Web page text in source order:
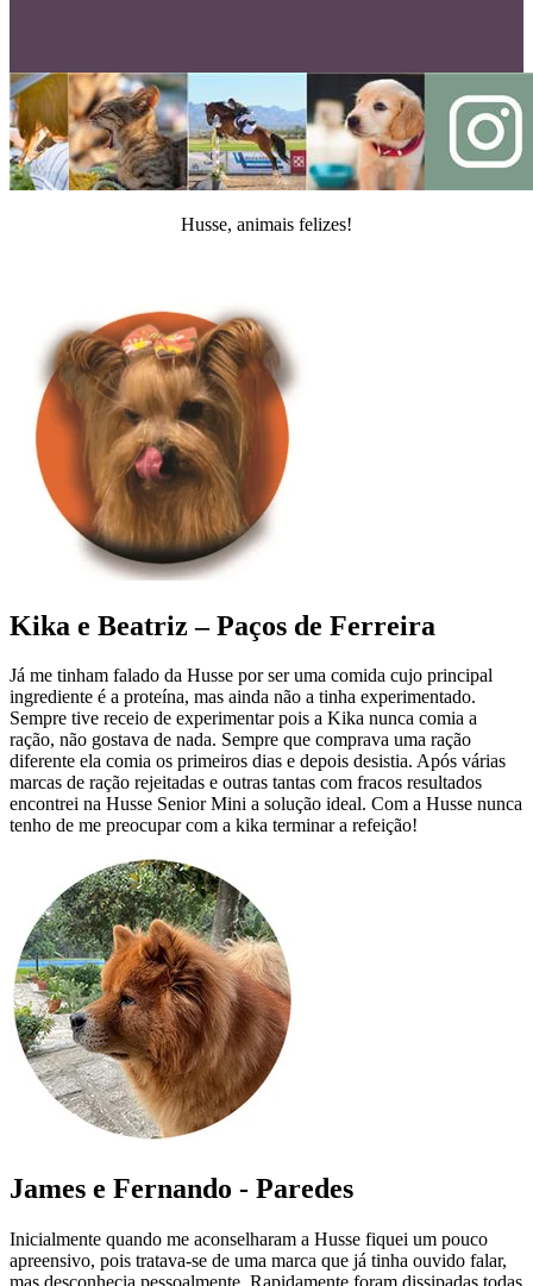
Husse, animais felizes!
Kika e Beatriz – Paços de Ferreira
Já me tinham falado da Husse por ser uma comida cujo principal
ingrediente é a proteína, mas ainda não a tinha experimentado.
Sempre tive receio de experimentar pois a Kika nunca comia a
ração, não gostava de nada. Sempre que comprava uma ração
diferente ela comia os primeiros dias e depois desistia. Após várias
marcas de ração rejeitadas e outras tantas com fracos resultados
encontrei na Husse Senior Mini a solução ideal. Com a Husse nunca
tenho de me preocupar com a kika terminar a refeição!
James e Fernando - Paredes
Inicialmente quando me aconselharam a Husse fiquei um pouco
apreensivo, pois tratava-se de uma marca que já tinha ouvido falar,